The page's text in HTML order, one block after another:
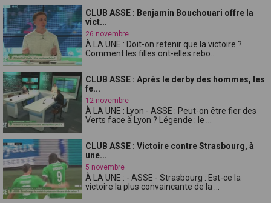
CLUB ASSE : Benjamin Bouchouari offre la
vict...
26 novembre
À LA UNE : Doit-on retenir que la victoire ?
Comment les filles ont-elles rebo...
CLUB ASSE : Après le derby des hommes, les
fe...
12 novembre
À LA UNE : Lyon - ASSE : Peut-on être fier des
Verts face à Lyon ? Légende : le ...
CLUB ASSE : Victoire contre Strasbourg, à
une...
5 novembre
À LA UNE : - ASSE - Strasbourg : Est-ce la
victoire la plus convaincante de la ...